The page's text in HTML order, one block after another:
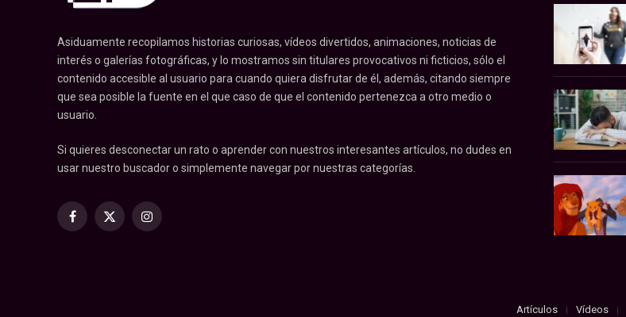
Asiduamente recopilamos historias curiosas, vídeos divertidos, animaciones, noticias de
interés o galerías fotográficas, y lo mostramos sin titulares provocativos ni ficticios, sólo el
contenido accesible al usuario para cuando quiera disfrutar de él, además, citando siempre
que sea posible la fuente en el que caso de que el contenido pertenezca a otro medio o
usuario.
Si quieres desconectar un rato o aprender con nuestros interesantes artículos, no dudes en
usar nuestro buscador o simplemente navegar por nuestras categorías.
Facebook
X
Instagram
Artículos Vídeos